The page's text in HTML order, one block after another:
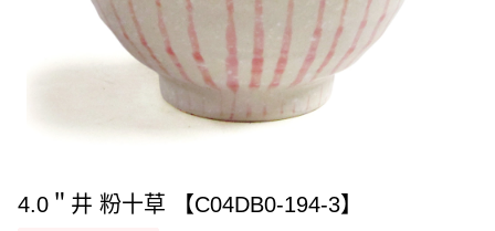
4.0＂井 粉十草 【C04DB0-194-3】